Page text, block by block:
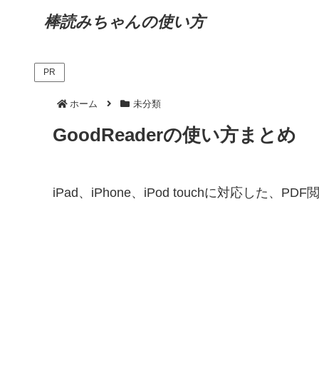
棒読みちゃんの使い方
PR
ホーム 未分類
GoodReaderの使い方まとめ
iPad、iPhone、iPod touchに対応した、PDF